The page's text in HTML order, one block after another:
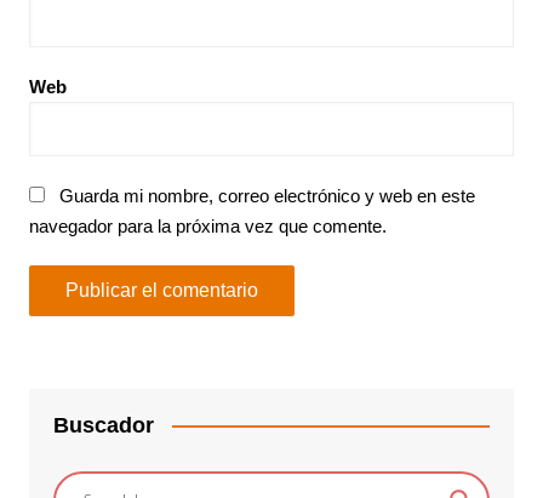
Web
Guarda mi nombre, correo electrónico y web en este
navegador para la próxima vez que comente.
Buscador